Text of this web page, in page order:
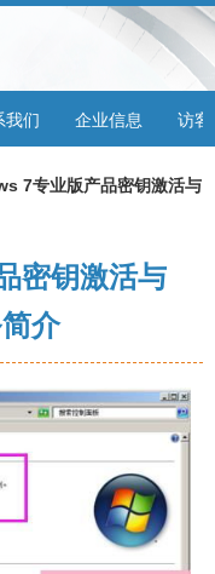
我们 企业信息 访客
7专业版产品密钥激活与
密钥激活与
介